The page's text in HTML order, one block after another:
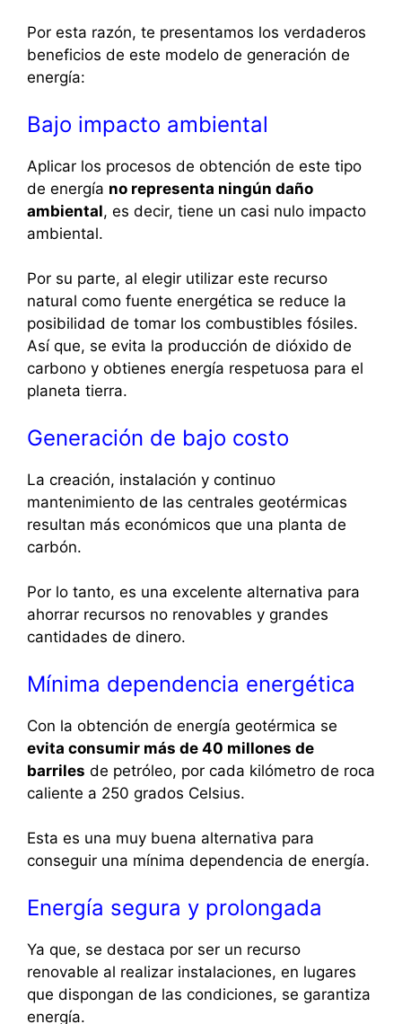
Por esta razón, te presentamos los verdaderos
beneficios de este modelo de generación de
energía:
Bajo impacto ambiental
Aplicar los procesos de obtención de este tipo
de energía no representa ningún daño
ambiental, es decir, tiene un casi nulo impacto
ambiental.
Por su parte, al elegir utilizar este recurso
natural como fuente energética se reduce la
posibilidad de tomar los combustibles fósiles.
Así que, se evita la producción de dióxido de
carbono y obtienes energía respetuosa para el
planeta tierra.
Generación de bajo costo
La creación, instalación y continuo
mantenimiento de las centrales geotérmicas
resultan más económicos que una planta de
carbón.
Por lo tanto, es una excelente alternativa para
ahorrar recursos no renovables y grandes
cantidades de dinero.
Mínima dependencia energética
Con la obtención de energía geotérmica se
evita consumir más de 40 millones de
barriles de petróleo, por cada kilómetro de roca
caliente a 250 grados Celsius.
Esta es una muy buena alternativa para
conseguir una mínima dependencia de energía.
Energía segura y prolongada
Ya que, se destaca por ser un recurso
renovable al realizar instalaciones, en lugares
que dispongan de las condiciones, se garantiza
energía.